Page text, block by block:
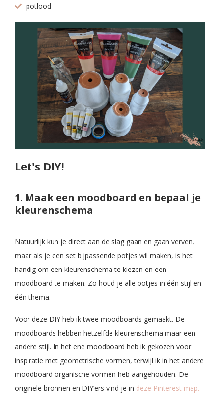
potlood
Let's DIY!
1. Maak een moodboard en bepaal je
kleurenschema
Natuurlijk kun je direct aan de slag gaan en gaan verven,
maar als je een set bijpassende potjes wil maken, is het
handig om een kleurenschema te kiezen en een
moodboard te maken. Zo houd je alle potjes in één stijl en
één thema.
Voor deze DIY heb ik twee moodboards gemaakt. De
moodboards hebben hetzelfde kleurenschema maar een
andere stijl. In het ene moodboard heb ik gekozen voor
inspiratie met geometrische vormen, terwijl ik in het andere
moodboard organische vormen heb aangehouden. De
originele bronnen en DIY’ers vind je in deze Pinterest map.